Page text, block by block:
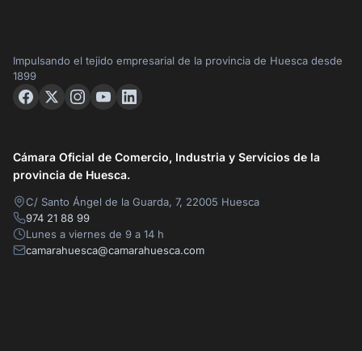
Impulsando el tejido empresarial de la provincia de Huesca desde
1899
Cámara Oficial de Comercio, Industria y Servicios de la
provincia de Huesca.
C/ Santo Ángel de la Guarda, 7, 22005 Huesca
974 21 88 99
Lunes a viernes de 9 a 14 h
camarahuesca@camarahuesca.com